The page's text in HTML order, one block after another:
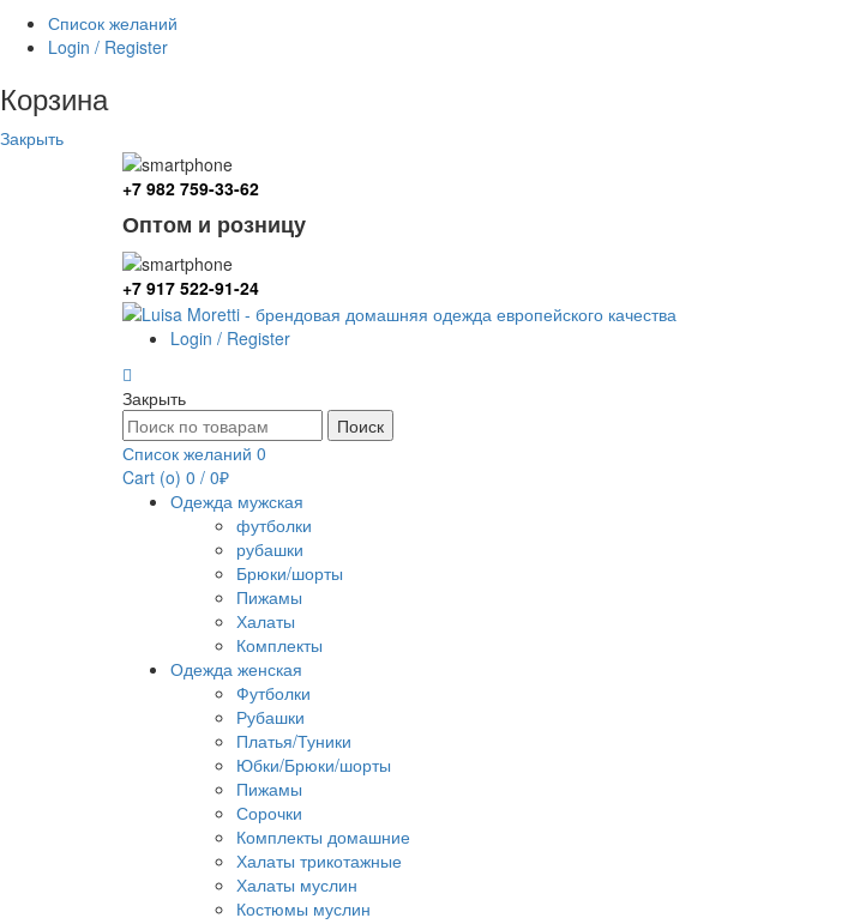
Список желаний
Login / Register
Корзина
Закрыть
+7 982 759-33-62
Оптом и розницу
+7 917 522-91-24
Login / Register
Закрыть
Поиск
по:
Поиск
Список желаний 0
Cart (o) 0 / 0₽
Одежда мужская
футболки
рубашки
Брюки/шорты
Пижамы
Халаты
Комплекты
Одежда женская
Футболки
Рубашки
Платья/Туники
Юбки/Брюки/шорты
Пижамы
Сорочки
Комплекты домашние
Халаты трикотажные
Халаты муслин
Костюмы муслин